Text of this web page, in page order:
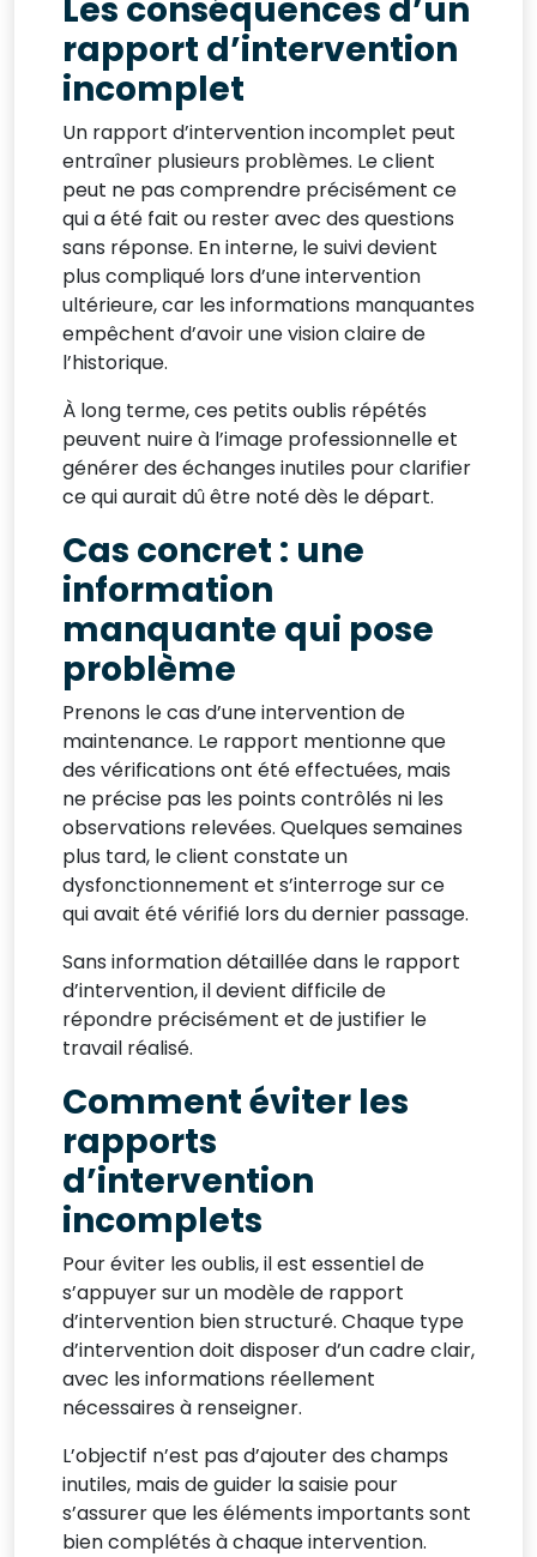
Les conséquences d’un
rapport d’intervention
incomplet
Un rapport d’intervention incomplet peut
entraîner plusieurs problèmes. Le client
peut ne pas comprendre précisément ce
qui a été fait ou rester avec des questions
sans réponse. En interne, le suivi devient
plus compliqué lors d’une intervention
ultérieure, car les informations manquantes
empêchent d’avoir une vision claire de
l’historique.
À long terme, ces petits oublis répétés
peuvent nuire à l’image professionnelle et
générer des échanges inutiles pour clarifier
ce qui aurait dû être noté dès le départ.
Cas concret : une
information
manquante qui pose
problème
Prenons le cas d’une intervention de
maintenance. Le rapport mentionne que
des vérifications ont été effectuées, mais
ne précise pas les points contrôlés ni les
observations relevées. Quelques semaines
plus tard, le client constate un
dysfonctionnement et s’interroge sur ce
qui avait été vérifié lors du dernier passage.
Sans information détaillée dans le rapport
d’intervention, il devient difficile de
répondre précisément et de justifier le
travail réalisé.
Comment éviter les
rapports
d’intervention
incomplets
Pour éviter les oublis, il est essentiel de
s’appuyer sur un modèle de rapport
d’intervention bien structuré. Chaque type
d’intervention doit disposer d’un cadre clair,
avec les informations réellement
nécessaires à renseigner.
L’objectif n’est pas d’ajouter des champs
inutiles, mais de guider la saisie pour
s’assurer que les éléments importants sont
bien complétés à chaque intervention.